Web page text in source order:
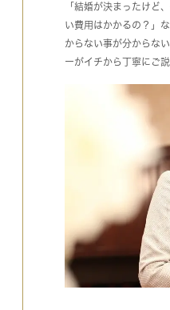
「結婚が決まったけど
い費用はかかるの？」
からない事が分からな
ーがイチから丁寧にご